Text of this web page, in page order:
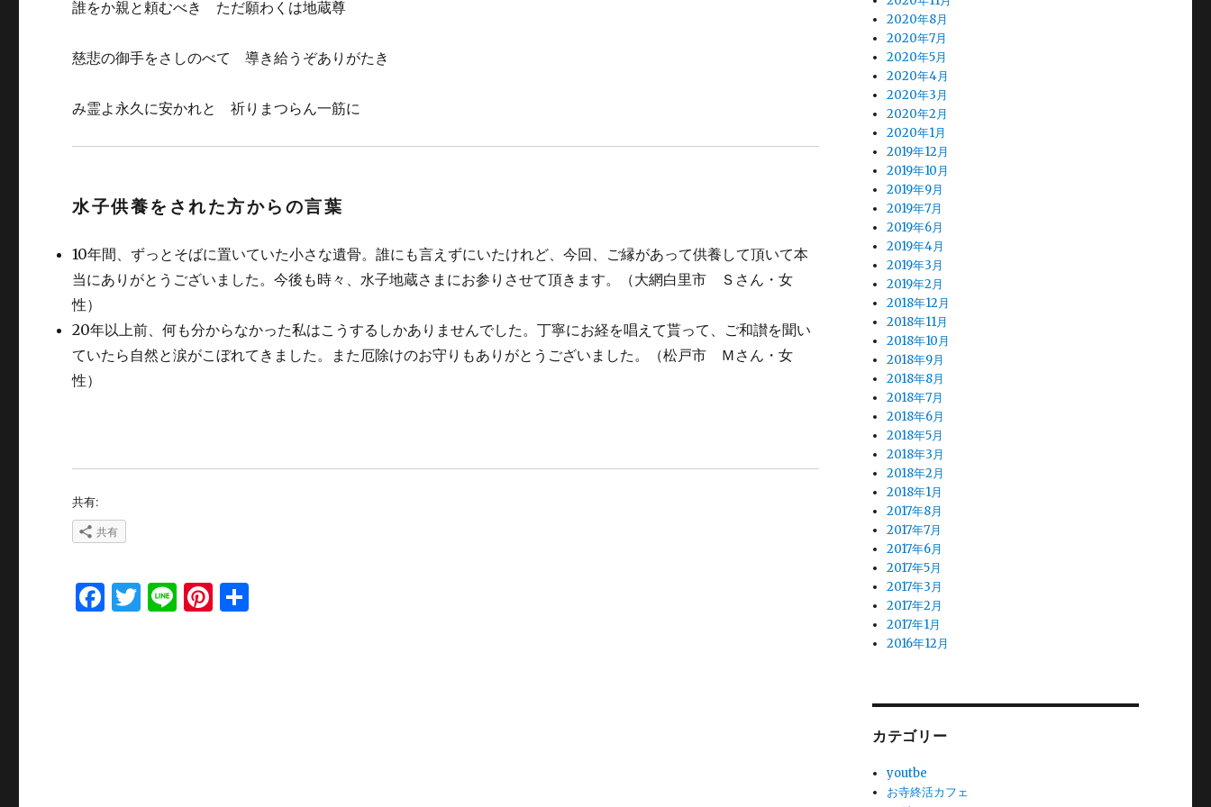
誰をか親と頼むべき ただ願わくは地蔵尊
慈悲の御手をさしのべて 導き給うぞありがたき
み霊よ永久に安かれと 祈りまつらん一筋に
水子供養をされた方からの言葉
10年間、ずっとそばに置いていた小さな遺骨。誰にも言えずにいたけれど、今回、ご縁があって供養して頂いて本
当にありがとうございました。今後も時々、水子地蔵さまにお参りさせて頂きます。（大網白里市 Ｓさん・女
性）
20年以上前、何も分からなかった私はこうするしかありませんでした。丁寧にお経を唱えて貰って、ご和讃を聞い
ていたら自然と涙がこぼれてきました。また厄除けのお守りもありがとうございました。（松戸市 Ｍさん・女
性）
共有:
共有
F
T
Li Pi
2020年8月
2020年7月
2020年5月
2020年4月
2020年3月
2020年2月
2020年1月
2019年12月
2019年10月
2019年9月
2019年7月
2019年6月
2019年4月
2019年3月
2019年2月
2018年12月
2018年11月
2018年10月
2018年9月
2018年8月
2018年7月
2018年6月
2018年5月
2018年3月
2018年2月
2018年1月
2017年8月
2017年7月
2017年6月
2017年5月
2017年3月
2017年2月
2017年1月
2016年12月
カテゴリー
youtbe
お寺終活カフェ